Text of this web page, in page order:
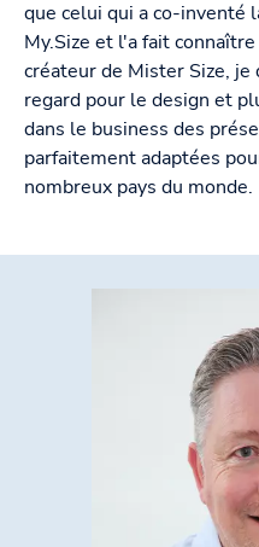
que celui qui a co-inventé
My.Size et l'a fait
créateur de Mister Size,
regard pour le design et
dans le business des
parfaitement adaptées
nombreux pays du monde.